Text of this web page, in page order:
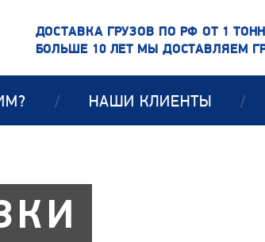
ДОСТАВКА ГРУЗОВ ПО РФ ОТ 1
БОЛЬШЕ 10 ЛЕТ МЫ ДОСТАВЛЯЕМ
/ НАШИ КЛИЕНТЫ /